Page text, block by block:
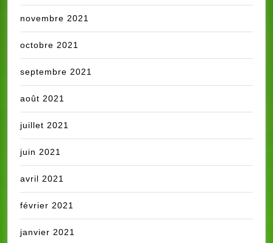
novembre 2021
octobre 2021
septembre 2021
août 2021
juillet 2021
juin 2021
avril 2021
février 2021
janvier 2021